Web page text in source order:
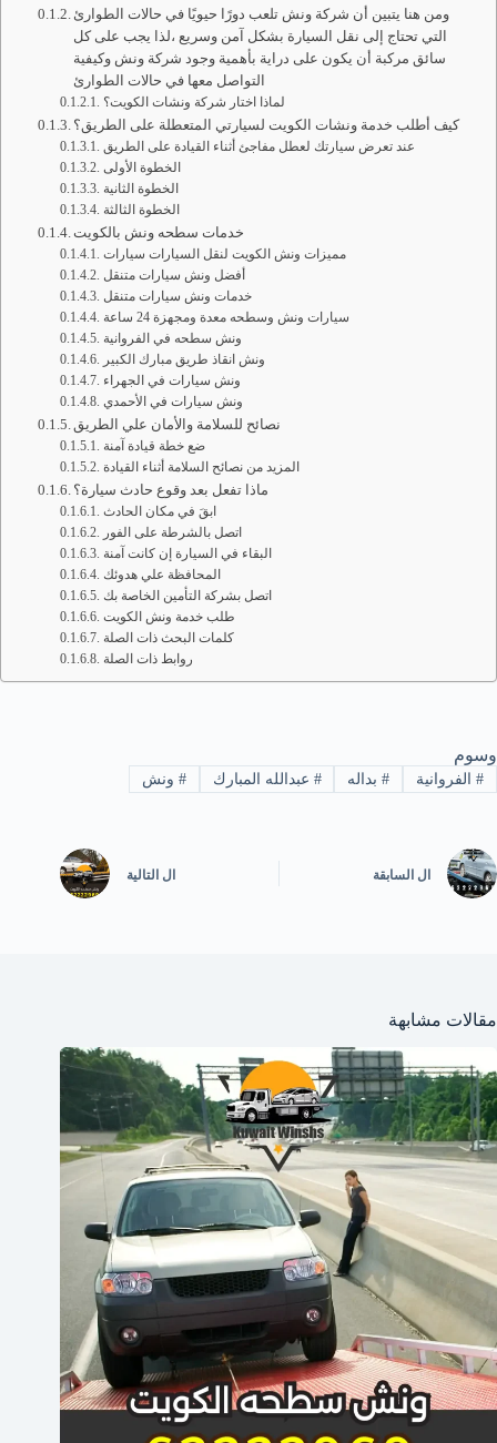
ومن هنا يتبين أن شركة ونش تلعب دورًا حيويًا في حالات الطوارئ
التي تحتاج إلى نقل السيارة بشكل آمن وسريع ،لذا يجب على كل
سائق مركبة أن يكون على دراية بأهمية وجود شركة ونش وكيفية
التواصل معها في حالات الطوارئ
لماذا اختار شركة ونشات الكويت؟
كيف أطلب خدمة ونشات الكويت لسيارتي المتعطلة على الطريق؟
عند تعرض سيارتك لعطل مفاجئ أثناء القيادة على الطريق
الخطوة الأولى
الخطوة الثانية
الخطوة الثالثة
خدمات سطحه ونش بالكويت
مميزات ونش الكويت لنقل السيارات سيارات
أفضل ونش سيارات متنقل
خدمات ونش سيارات متنقل
سيارات ونش وسطحه معدة ومجهزة 24 ساعة
ونش سطحه في الفروانية
ونش انقاذ طريق مبارك الكبير
ونش سيارات في الجهراء
ونش سيارات في الأحمدي
نصائح للسلامة والأمان علي الطريق
ضع خطة قيادة آمنة
المزيد من نصائح السلامة أثناء القيادة
ماذا تفعل بعد وقوع حادث سيارة؟
ابقَ في مكان الحادث
اتصل بالشرطة على الفور
البقاء في السيارة إن كانت آمنة
المحافظة علي هدوئك
اتصل بشركة التأمين الخاصة بك
طلب خدمة ونش الكويت
كلمات البحث ذات الصلة
روابط ذات الصلة
وسوم
#الفروانية #بداله # عبدالله المبارك # ونش
ال السابقة ال التالية
مقالات مشابهة